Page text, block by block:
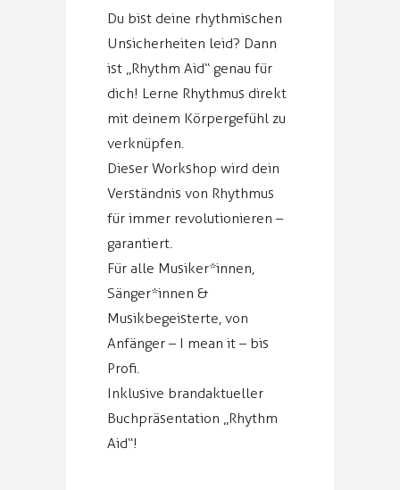
Du bist deine rhythmischen
Unsicherheiten leid? Dann
ist „Rhythm Aid“ genau für
dich! Lerne Rhythmus direkt
mit deinem Körpergefühl zu
verknüpfen.
Dieser Workshop wird dein
Verständnis von Rhythmus
für immer revolutionieren –
garantiert.
Für alle Musiker*innen,
Sänger*innen &
Musikbegeisterte, von
Anfänger – I mean it – bis
Profi.
Inklusive brandaktueller
Buchpräsentation „Rhythm
Aid“!